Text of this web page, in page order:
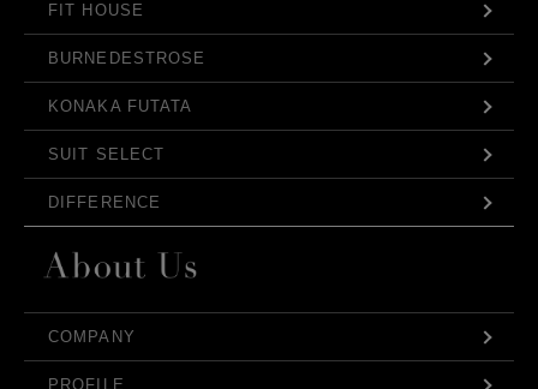
FIT HOUSE
BURNEDESTROSE
KONAKA FUTATA
SUIT SELECT
DIFFERENCE
COMPANY
PROFILE